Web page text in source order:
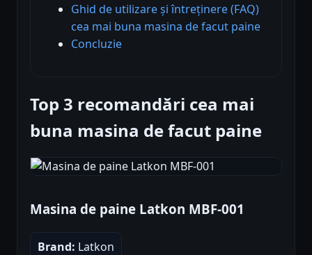
Ghid de utilizare și întreținere (FAQ)
cea mai buna masina de facut paine
Concluzie
Top 3 recomandări cea mai
buna masina de facut paine
Masina de paine Latkon MBF-001
Brand: Latkon